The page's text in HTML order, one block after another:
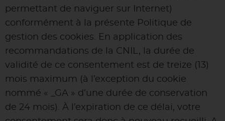
permettant de naviguer sur Internet)
conformément à la présente Politique de
gestion des cookies. En application des
recommandations de la CNIL, la durée de
validité de ce consentement est de treize (13)
mois maximum (à l’exception du cookie
nommé « _GA » d’une durée de conservation
de 24 mois). À l’expiration de ce délai, votre